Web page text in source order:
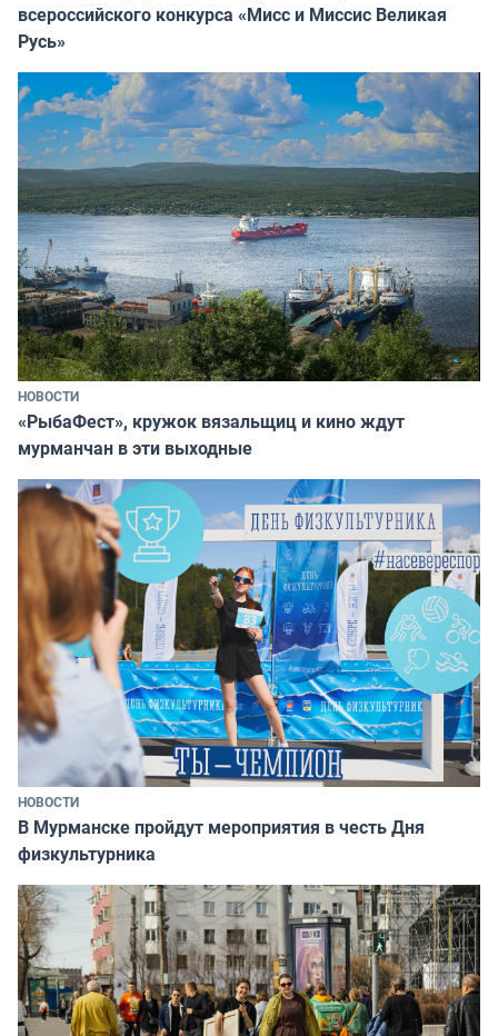
всероссийского конкурса «Мисс и Миссис Великая
Русь»
НОВОСТИ
«РыбаФест», кружок вязальщиц и кино ждут
мурманчан в эти выходные
НОВОСТИ
В Мурманске пройдут мероприятия в честь Дня
физкультурника